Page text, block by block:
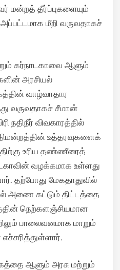
மன்றத் தீர்ப்புகளையும்
மீறி வருவதாகச்
கர்நாடகாவை ஆளும்
அரசியல்
வாழ்வாதார
வருவதாகச் சீமான்
நதிநீர் விவகாரத்தில்
உத்தரவுகளைக்
உரிய தண்ணீரைத்
வழக்கமாக உள்ளது
தற்போது மேகதாதுவில்
அணை கட்டும் திட்டத்தை
நெற்களஞ்சியமான
பாலைவனமாக மாறும்
ஆளும் அரசு மற்றும்